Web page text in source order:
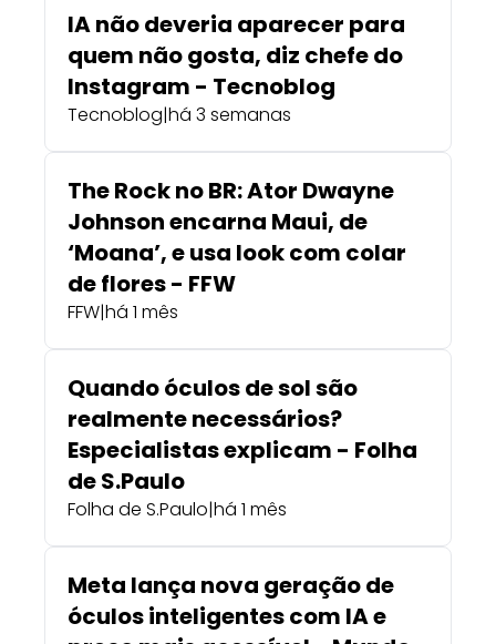
IA não deveria aparecer para
quem não gosta, diz chefe do
Instagram - Tecnoblog
Tecnoblog|há 3 semanas
The Rock no BR: Ator Dwayne
Johnson encarna Maui, de
‘Moana’, e usa look com colar
de flores - FFW
FFW|há 1 mês
Quando óculos de sol são
realmente necessários?
Especialistas explicam - Folha
de S.Paulo
Folha de S.Paulo|há 1 mês
Meta lança nova geração de
óculos inteligentes com IA e